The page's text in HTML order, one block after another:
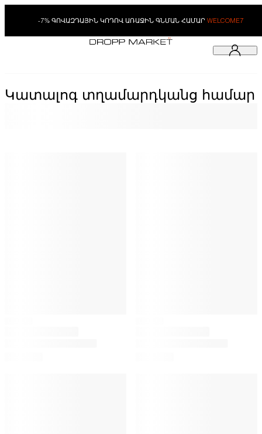
-7% ԳՈՎԱԶԴԱՅԻՆ ԿՈԴՈՎ ԱՌԱՋԻՆ ԳՆՄԱՆ ՀԱՄԱՐ WELCOME7
Կատալոգ տղամարդկանց համար